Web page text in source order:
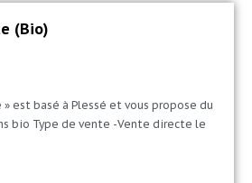
(Bio)
est basé à Plessé et vous propose du
bio Type de vente -Vente directe le